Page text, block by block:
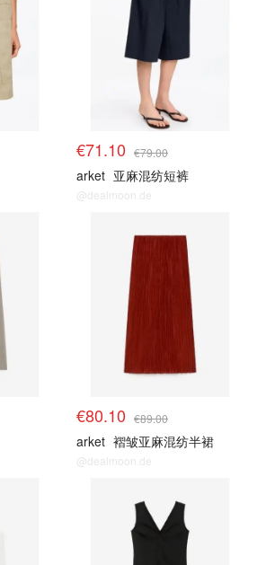
€71.10 €79.00
arket 亚麻混纺短裤
@dealmoon.de
€80.10 €89.00
arket 褶皱亚麻混纺半裙
@dealmoon.de